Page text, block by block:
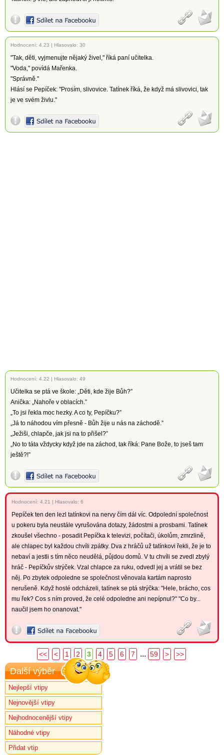
Hodnocení: 4.23 | Hlasovalo: 30
"Tak, děti, vyjmenujte nějaký živel," říká paní učitelka.
"Voda," povídá Mařenka.
"Správně."
Hlásí se Pepíček: "Prosím, slivovice. Tatínek říká, že když má slivovici, tak
je ve svém živlu."
Hodnocení: 4.22 | Hlasovalo: 49
Učitelka se ptá ve škole: „Děti, kde žije Bůh?”
Anička: „Nahoře v oblacích.”
„To jsi řekla moc hezky. A co ty, Pepíčku?”
„Já to náhodou vím přesně - Bůh žije u nás na záchodě.”
„Ježiši, chlapče, jak jsi na to přišel?”
„No to táta vždycky když jde na záchod, tak říká: Pane Bože, to jseš tam
ještě?!”
Hodnocení: 4.21 | Hlasovalo: 6
Pepíček ten den lezl tatínkovi na nervy čím dál víc. Odpolední společnost
u pokeru byla neustále vyrušována dotazy, žádostmi a prosbami. Tatínek
zkoušel všechno - posadit Pepíčka k televizi, počítači, úkolům, zmrzlině,
ale chlapec byl každou chvíli zpátky. Dva z hráčů už tatínkovi řekli, že je to
nebaví a jestli s tím něco neudělá, půjdou domů. V tu chvíli se zvedl zbylý
hráč - Pepíčkův strýček. Vzal chlapce za ruku, odvedl jej a vrátil se bez
něj. Po zbytek odpoledne se společnost věnovala kartám naprosto
nerušeně. Když hosté odcházeli, tatínek se ptá strýčka: "Hele, brácho, cos
mu řek? Cos s ním proved, že celé odpoledne ani nepípnul?" "Co by...
naučil jsem ho onanovat."
<< < 1 2 3 4 5 6 7 ... 59 > >>
Další výběr
Nejlepší vtipy
Nejnovější vtipy
Nejhodnocenější vtipy
Náhodné vtipy
Přidat vtip